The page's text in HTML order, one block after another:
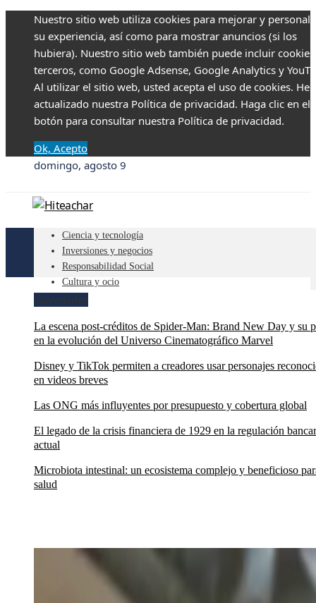
Nuestro sitio web utiliza cookies para mejorar y
su experiencia, así como para mostrar anuncios (si los
hubiera). Nuestro sitio web también puede incluir
terceros, como Google Adsense, Google Analytics y
Al utilizar el sitio web, usted acepta el uso de cookies.
actualizado nuestra Política de privacidad. Haga clic en el
botón para consultar nuestra Política de privacidad.
Ok, Acepto
domingo, agosto 9
Ciencia y tecnología
Inversiones y negocios
Responsabilidad Social
Cultura y ocio
Novedades
La escena post-créditos de Spider-Man: Brand New Day y su
en la evolución del Universo Cinematográfico Marvel
Disney y TikTok permiten a creadores usar personajes
en videos breves
Las ONG más influyentes por presupuesto y cobertura global
El legado de la crisis financiera de 1929 en la regulación
actual
Microbiota intestinal: un ecosistema complejo y beneficioso
salud